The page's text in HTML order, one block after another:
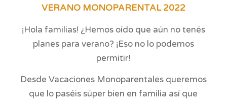
VERANO MONOPARENTAL 2022
¡Hola familias! ¿Hemos oído que aún no tenés
planes para verano? ¡Eso no lo podemos
permitir!
Desde Vacaciones Monoparentales queremos
que lo paséis súper bien en familia así que